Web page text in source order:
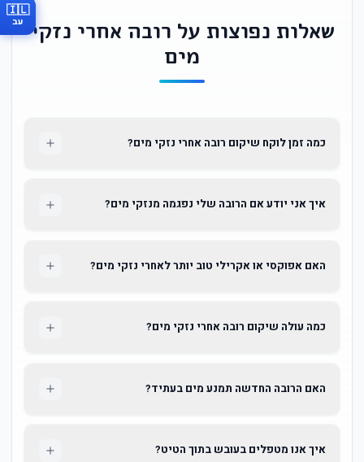
שאלות נפוצות על רובה אחרי נזקי
מים
כמה זמן לוקח שיקום רובה אחרי נזקי מים?
איך אני יודע אם הרובה שלי נפגמה מנזקי מים?
האם אפוקסי או אקרילי טוב יותר לאחרי נזקי מים?
כמה עולה שיקום רובה אחרי נזקי מים?
האם הרובה החדשה תמנע מים בעתיד?
איך אנו מטפלים בעובש בתוך הטיט?
🇮🇱
עב